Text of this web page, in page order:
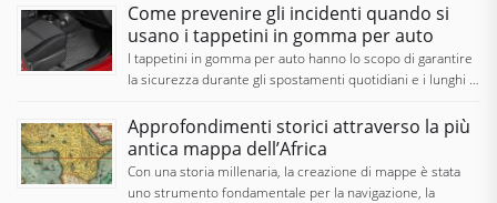
Come prevenire gli incidenti quando si
usano i tappetini in gomma per auto
I tappetini in gomma per auto hanno lo scopo di garantire
la sicurezza durante gli spostamenti quotidiani e i lunghi …
Approfondimenti storici attraverso la più
antica mappa dell’Africa
Con una storia millenaria, la creazione di mappe è stata
uno strumento fondamentale per la navigazione, la